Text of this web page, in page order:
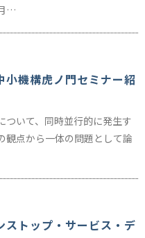
…
機構虎ノ門セミナー紹
ついて、同時並行的に発生す
観点から一体の問題として論
ストップ・サービス・デ